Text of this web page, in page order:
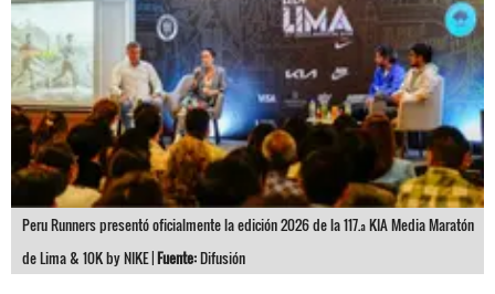
Peru Runners presentó oficialmente la edición 2026 de la 117.ª KIA Media Maratón
de Lima & 10K by NIKE |Fuente:Difusión